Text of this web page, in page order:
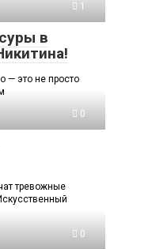
1
в
— это не просто
0
тревожные
0